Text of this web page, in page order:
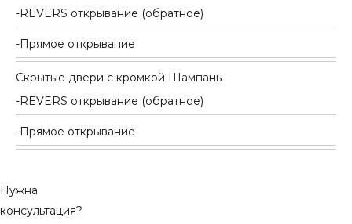
REVERS открывание (обратное)
Прямое открывание
Скрытые двери с кромкой Шампань
REVERS открывание (обратное)
Прямое открывание
Нужна
консультация?